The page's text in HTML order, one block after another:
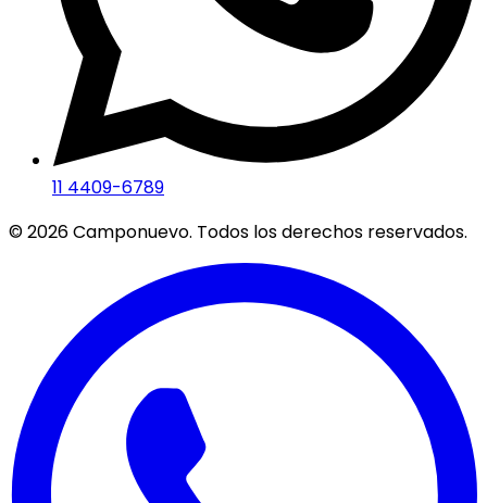
11 4409-6789
©2026Camponuevo. Todos los derechos reservados.